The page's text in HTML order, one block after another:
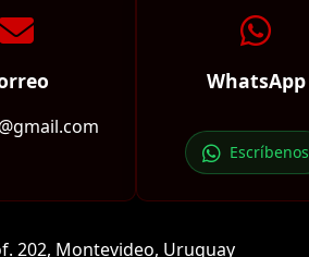
WhatsApp
Escríbenos
202, Montevideo, Uruguay